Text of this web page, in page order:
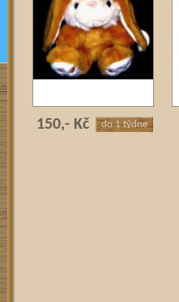
150,- Kč do 1 týdne